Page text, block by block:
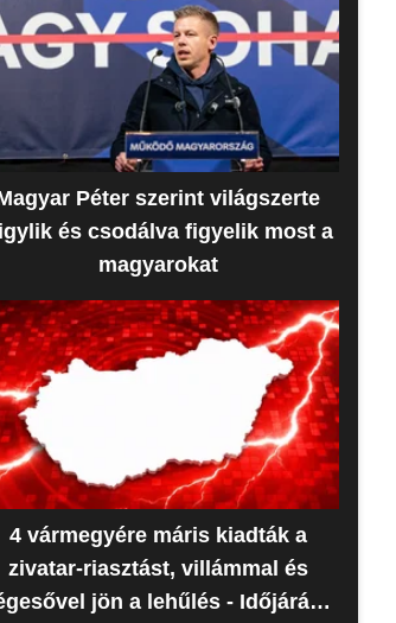
Péter szerint világszerte
és csodálva figyelik most a
magyarokat
4 vármegyére máris kiadták a
zivatar-riasztást, villámmal és
jön a lehűlés - Időjárás-